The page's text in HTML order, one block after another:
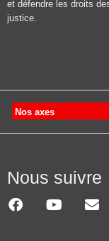
et défendre les droits
justice.
Nos axes
Nous suivre